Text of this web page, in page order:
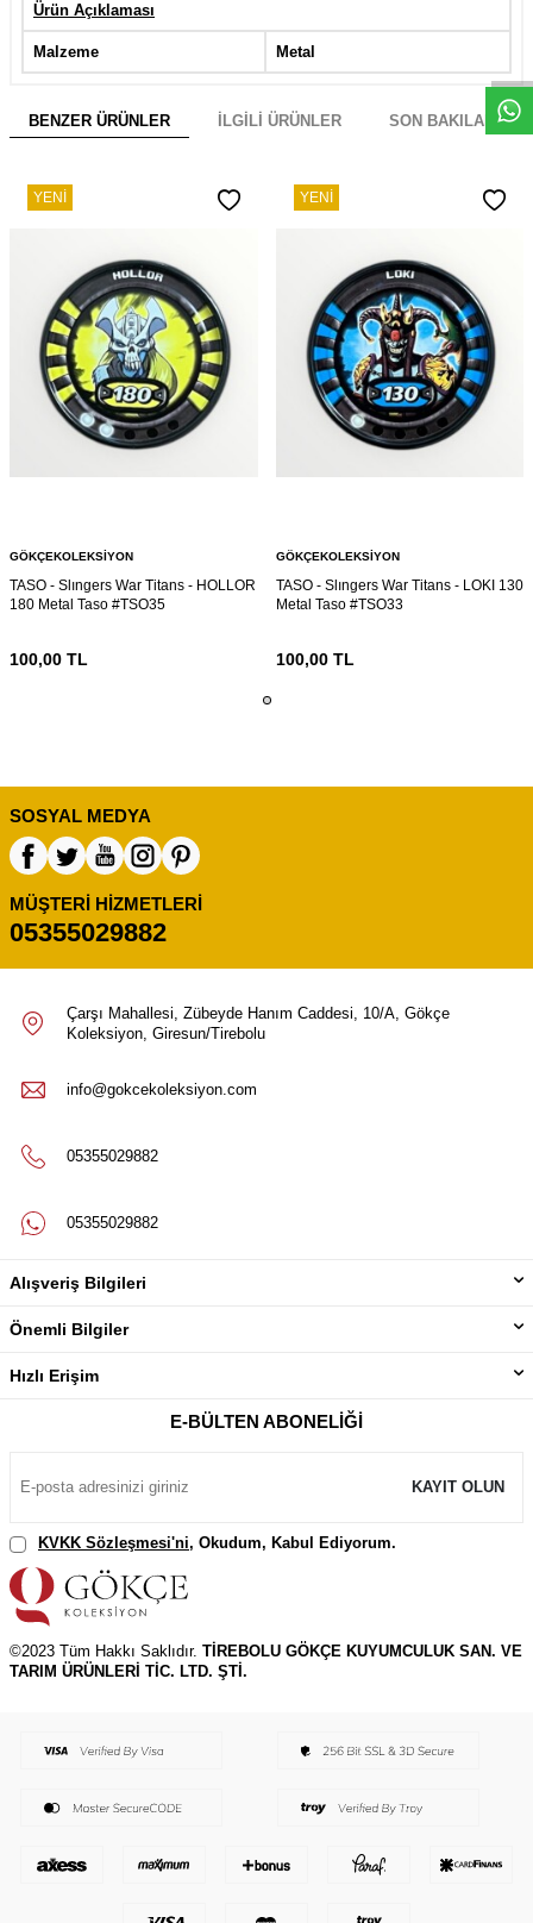
W
h
s
a
p
p
D
e
s
e
H
a
t
t
Ürün Açıklaması
Malzeme Metal
BENZER ÜRÜNLER İLGILI ÜRÜNLER SON BAKILANLAR
YENI
GÖKÇEKOLEKSIYON
TASO - Slıngers War Titans - HOLLOR
180 Metal Taso #TSO35
100,00 TL
YENI
GÖKÇEKOLEKSIYON
TASO - Slıngers War Titans - LOKI 130
Metal Taso #TSO33
100,00TL
SOSYAL MEDYA
MÜŞTERI HIZMETLERI
05355029882
Çarşı Mahallesi, Zübeyde Hanım Caddesi, 10/A, Gökçe
Koleksiyon, Giresun/Tirebolu
info@gokcekoleksiyon.com
05355029882
05355029882
Alışveriş Bilgileri
Önemli Bilgiler
Hızlı Erişim
E-BÜLTEN ABONELIĞI
KAYIT OLUN
KVKK Sözleşmesi'ni, Okudum, Kabul Ediyorum.
©2023 Tüm Hakkı Saklıdır. TİREBOLU GÖKÇE KUYUMCULUK SAN. VE
TARIM ÜRÜNLERİ TİC. LTD. ŞTİ.